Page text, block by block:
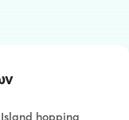
Island hopping